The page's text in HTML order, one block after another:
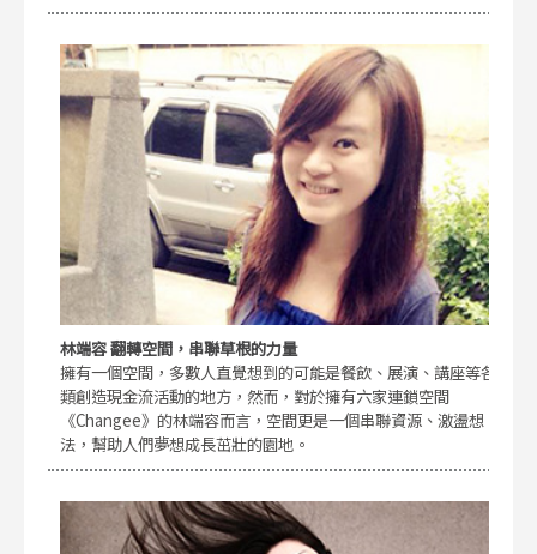
林端容 翻轉空間，串聯草根的力量
擁有一個空間，多數人直覺想到的可能是餐飲、展演、講座等各
類創造現金流活動的地方，然而，對於擁有六家連鎖空間
《Changee》的林端容而言，空間更是一個串聯資源、激盪想
法，幫助人們夢想成長茁壯的園地。